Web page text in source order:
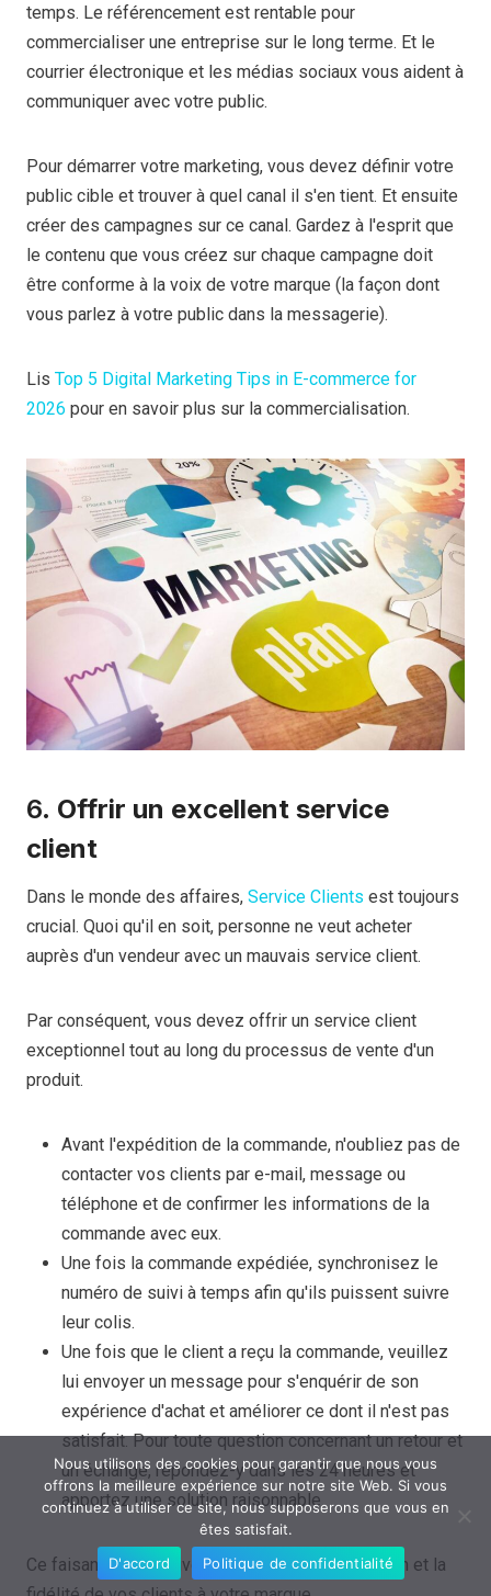
temps. Le référencement est rentable pour
commercialiser une entreprise sur le long terme. Et le
courrier électronique et les médias sociaux vous aident à
communiquer avec votre public.
Pour démarrer votre marketing, vous devez définir votre
public cible et trouver à quel canal il s'en tient. Et ensuite
créer des campagnes sur ce canal. Gardez à l'esprit que
le contenu que vous créez sur chaque campagne doit
être conforme à la voix de votre marque (la façon dont
vous parlez à votre public dans la messagerie).
Lis Top 5 Digital Marketing Tips in E-commerce for
2026 pour en savoir plus sur la commercialisation.
6. Offrir un excellent service
client
Dans le monde des affaires, Service Clients est toujours
crucial. Quoi qu'il en soit, personne ne veut acheter
auprès d'un vendeur avec un mauvais service client.
Par conséquent, vous devez offrir un service client
exceptionnel tout au long du processus de vente d'un
produit.
Avant l'expédition de la commande, n'oubliez pas de
contacter vos clients par e-mail, message ou
téléphone et de confirmer les informations de la
commande avec eux.
Une fois la commande expédiée, synchronisez le
numéro de suivi à temps afin qu'ils puissent suivre
leur colis.
Une fois que le client a reçu la commande, veuillez
lui envoyer un message pour s'enquérir de son
expérience d'achat et améliorer ce dont il n'est pas
satisfait. Pour toute question concernant un retour et
un échange, répondez-y dans les 24 heures et
apportez une solution raisonnable.
Ce faisant, vous pouvez augmenter la satisfaction et la
Nous utilisons des cookies pour garantir que nous vous
offrons la meilleure expérience sur notre site Web. Si vous
continuez à utiliser ce site, nous supposerons que vous en
êtes satisfait.
D'accord
Politique de confidentialité